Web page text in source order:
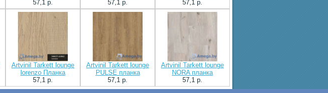
57,1 p.
57,1 p.
57,1 p.
Artvinil Tarkett lounge
lorenzo Планка
57,1 p.
Artvinil Tarkett lounge
PULSE планка
57,1 p.
Artvinil Tarkett lounge
NORA планка
57,1 p.